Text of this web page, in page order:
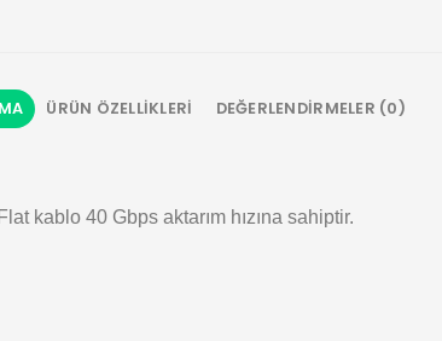
ÜRÜN ÖZELLIKLERI DEĞERLENDIRMELER (0)
kablo 40 Gbps aktarım hızına sahiptir.